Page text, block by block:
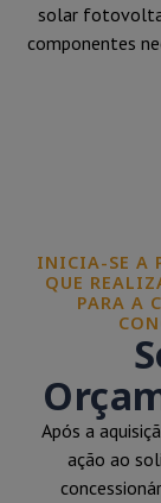
solar
componentes
INICIA-SE A
QUE
PARA A
Após a
ação ao